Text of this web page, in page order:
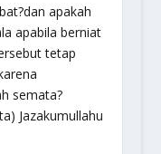
apakah
apabila berniat
tetap
semata?
Jazakumullahu